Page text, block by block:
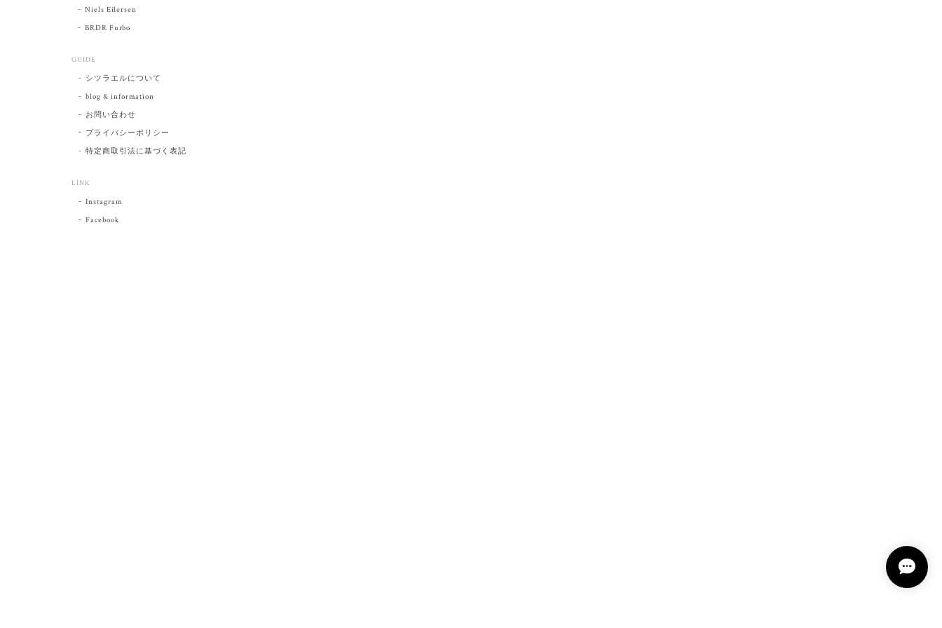
Niels Eilersen
BRDR Furbo
GUIDE
シツラエルについて
blog & information
お問い合わせ
プライバシーポリシー
特定商取引法に基づく表記
LINK
Instagram
Facebook